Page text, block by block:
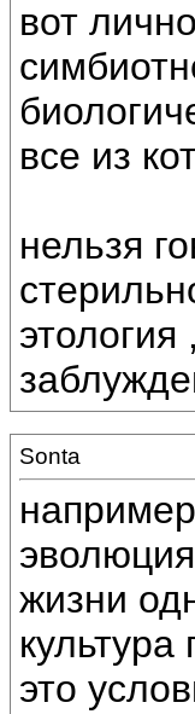
вот
все из
нельзя
Sonta
жизни
это